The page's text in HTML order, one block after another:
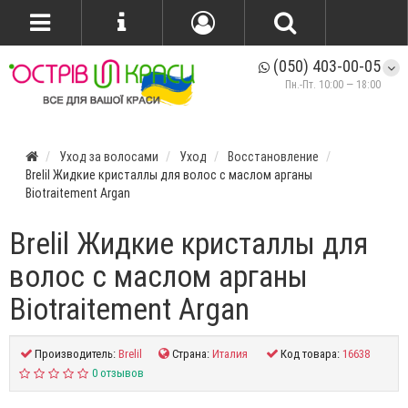
(050) 403-00-05
Пн.-Пт. 10:00 — 18:00
Уход за волосами Уход
Восстановление
Brelil Жидкие кристаллы для волос с маслом арганы
Biotraitement Argan
Brelil Жидкие кристаллы для
волос с маслом арганы
Biotraitement Argan
Производитель:Brelil Страна:Италия Код товара:16638
0 отзывов